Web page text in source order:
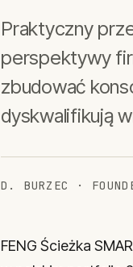
Praktyczny
perspektywy
zbudować
dyskwalifikują
D. BURZEC ·
FENG Ścieżka